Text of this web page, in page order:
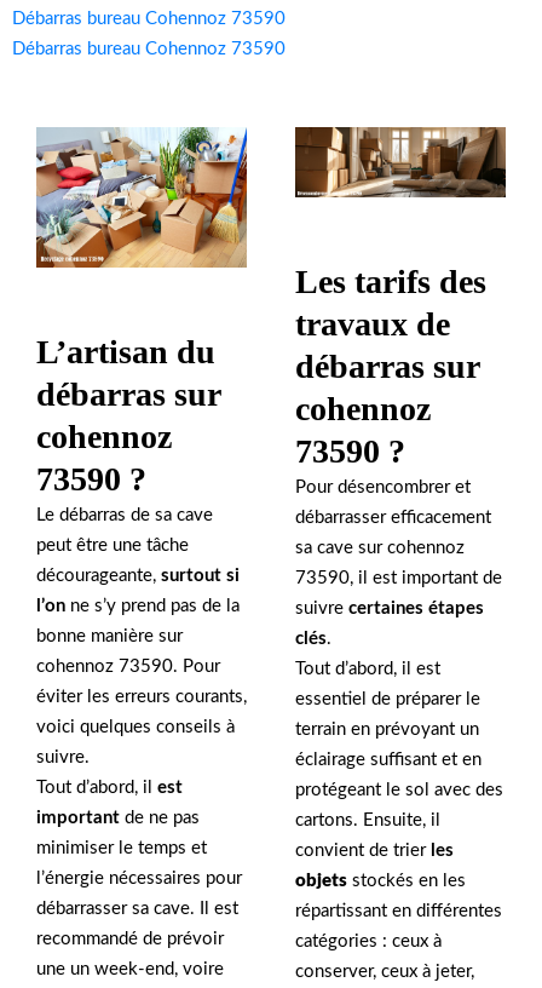
Débarras bureau Cohennoz 73590
Débarras bureau Cohennoz 73590
L’artisan du
débarras sur
cohennoz
73590 ?
Le débarras de sa cave
peut être une tâche
décourageante, surtout si
l’on ne s’y prend pas de la
bonne manière sur
cohennoz 73590. Pour
éviter les erreurs courants,
voici quelques conseils à
suivre.
Tout d’abord, il est
important de ne pas
minimiser le temps et
l’énergie nécessaires pour
débarrasser sa cave. Il est
recommandé de prévoir
une un week-end, voire
Les tarifs des
travaux de
débarras sur
cohennoz
73590 ?
Pour désencombrer et
débarrasser efficacement
sa cave sur cohennoz
73590, il est important de
suivre certaines étapes
clés.
Tout d’abord, il est
essentiel de préparer le
terrain en prévoyant un
éclairage suffisant et en
protégeant le sol avec des
cartons. Ensuite, il
convient de trier les
objets stockés en les
répartissant en différentes
catégories : ceux à
conserver, ceux à jeter,